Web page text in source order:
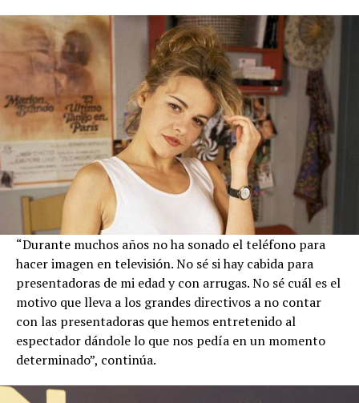
“Durante muchos años no ha sonado el teléfono para
hacer imagen en televisión. No sé si hay cabida para
presentadoras de mi edad y con arrugas. No sé cuál es el
motivo que lleva a los grandes directivos a no contar
con las presentadoras que hemos entretenido al
espectador dándole lo que nos pedía en un momento
determinado”, continúa.